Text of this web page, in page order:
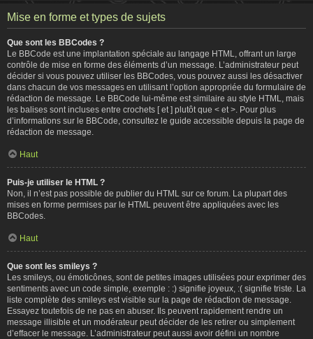
Mise en forme et types de sujets
Que sont les BBCodes ?
Le BBCode est une implantation spéciale au langage HTML, offrant un large
contrôle de mise en forme des éléments d’un message. L’administrateur peut
décider si vous pouvez utiliser les BBCodes, vous pouvez aussi les désactiver
dans chacun de vos messages en utilisant l’option appropriée du formulaire de
rédaction de message. Le BBCode lui-même est similaire au style HTML, mais
les balises sont incluses entre crochets [ et ] plutôt que < et >. Pour plus
d’informations sur le BBCode, consultez le guide accessible depuis la page de
rédaction de message.
Haut
Puis-je utiliser le HTML ?
Non, il n’est pas possible de publier du HTML sur ce forum. La plupart des
mises en forme permises par le HTML peuvent être appliquées avec les
BBCodes.
Haut
Que sont les smileys ?
Les smileys, ou émoticônes, sont de petites images utilisées pour exprimer des
sentiments avec un code simple, exemple : :) signifie joyeux, :( signifie triste. La
liste complète des smileys est visible sur la page de rédaction de message.
Essayez toutefois de ne pas en abuser. Ils peuvent rapidement rendre un
message illisible et un modérateur peut décider de les retirer ou simplement
d’effacer le message. L’administrateur peut aussi avoir défini un nombre